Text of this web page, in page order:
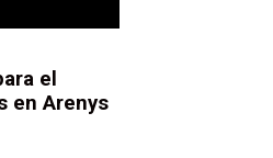
el
en Arenys